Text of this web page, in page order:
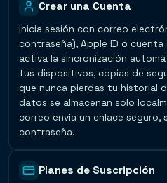
Crear una Cuenta
Inicia sesión con correo
contraseña), Apple ID o
activa la sincronización
tus dispositivos, copias de
que nunca pierdas tu historial
datos se almacenan solo
correo envía un enlace seguro,
contraseña.
Planes de Suscripción